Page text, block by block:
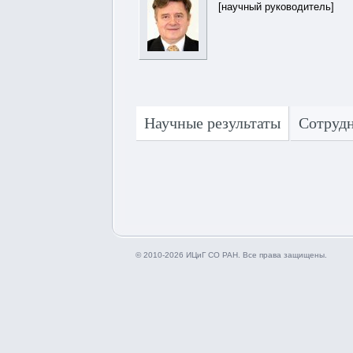
[научный руководитель]
Научные результаты
© 2010-2026 ИЦиГ СО РАН. Все права защищены.